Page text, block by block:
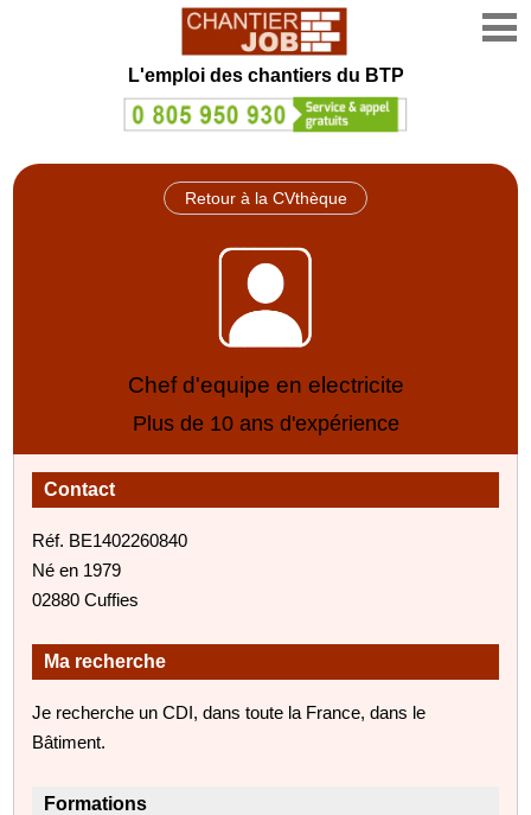
L'emploi des chantiers du BTP
Retour à la CVthèque
Chef d'equipe en electricite
Plus de 10 ans d'expérience
Contact
Réf. BE1402260840
Né en 1979
02880 Cuffies
Ma recherche
Je recherche un CDI, dans toute la France, dans le
Bâtiment.
Formations